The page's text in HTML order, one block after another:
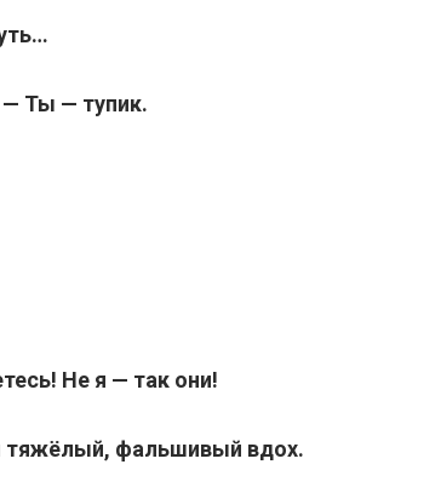
Ты — тупик.
Не я — так они!
тяжёлый, фальшивый вдох.